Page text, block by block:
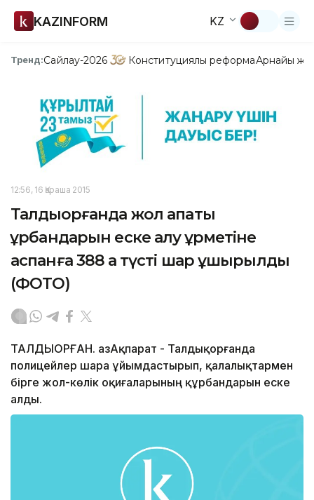
KAZINFORM KZ
Тренд:Сайлау-2026 Конституциялық реформаАрнайы
12:56, 16 Қараша 2015
Талдықорғанда жол апаты
құрбандарын еске алу құрметіне
аспанға 388 ақ түсті шар ұшырылды
(ФОТО)
ТАЛДЫҚОРҒАН. ҚазАқпарат - Талдықорғанда
полицейлер шара ұйымдастырып, қалалықтармен
бірге жол-көлік оқиғаларының құрбандарын еске
алды.